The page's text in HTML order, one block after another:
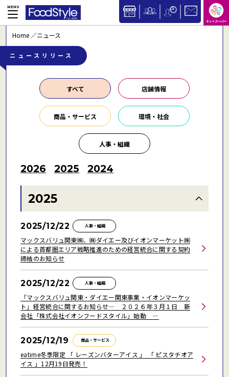
Home ニュース
ニュースリリース
すべて 店舗情報
商品・サービス 環境・社会
人事・組織
2026 2025 2024
2025
2025/12/22 人事・組織
マックスバリュ関東㈱、㈱ダイエー及びイオンマーケット㈱
による首都圏エリア戦略推進のための経営統合に関する契約
締結のお知らせ
2025/12/22 人事・組織
「マックスバリュ関東・ダイエー関東事業・イオンマーケッ
ト」経営統合に関するお知らせ― ２０２６年３月１日 新
会社「株式会社イオンフードスタイル」始動 ―
2025/12/19 商品・サービス
eatime冬季限定 「 レーズンバターアイス 」 「 ピスタチオア
イス 」12月19日発売！